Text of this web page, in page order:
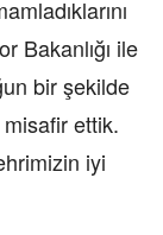
Bakanlığı ile
bir şekilde
ettik.
iyi